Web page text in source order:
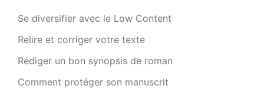
Se diversifier avec le Low Content
Relire et corriger votre texte
Rédiger un bon synopsis de roman
Comment protéger son manuscrit